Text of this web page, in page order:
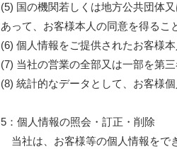
(5) 国の機関若しくは地方公共団体
あって、お客様本人の同意を得るこ
(6) 個人情報をご提供されたお客様
(7) 当社の営業の全部又は一部を第
(8) 統計的なデータとして、お客様
5：個人情報の照会・訂正・削除
当社は、お客様等の個人情報をで